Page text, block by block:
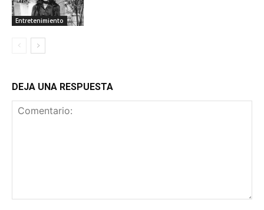
Entretenimiento
DEJA UNA RESPUESTA